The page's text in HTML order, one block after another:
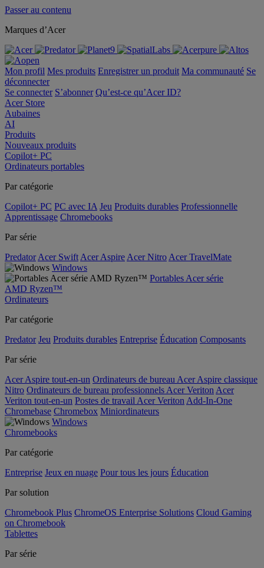
Passer au contenu
Marques d’Acer
Mon profil Mes produits Enregistrer un produit Ma communauté Se
déconnecter
Se connecter S’abonner Qu’est-ce qu’Acer ID?
Acer Store
Aubaines
AI
Produits
Nouveaux produits
Copilot+ PC
Ordinateurs portables
Par catégorie
Copilot+ PC PC avec IA Jeu Produits durables Professionnelle
Apprentissage Chromebooks
Par série
Predator Acer Swift Acer Aspire Acer Nitro Acer TravelMate
Windows
Portables Acer série
AMD Ryzen™
Ordinateurs
Par catégorie
Predator Jeu Produits durables Entreprise Éducation Composants
Par série
Acer Aspire tout-en-un Ordinateurs de bureau Acer Aspire classique
Nitro Ordinateurs de bureau professionnels Acer Veriton Acer
Veriton tout-en-un Postes de travail Acer Veriton Add-In-One
Chromebase Chromebox Miniordinateurs
Windows
Chromebooks
Par catégorie
Entreprise Jeux en nuage Pour tous les jours Éducation
Par solution
Chromebook Plus ChromeOS Enterprise Solutions Cloud Gaming
on Chromebook
Tablettes
Par série